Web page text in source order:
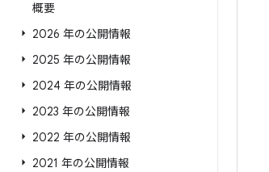
概要
2026 年の公開情報
2025 年の公開情報
2024 年の公開情報
2023 年の公開情報
2022 年の公開情報
2021 年の公開情報